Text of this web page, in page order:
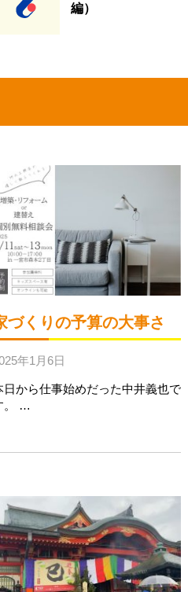
編）
づくりの予算の大事さ
年1月6日
日から仕事始めだった中井義也で
。 …